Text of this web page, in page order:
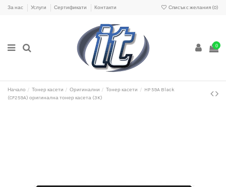
За нас Услуги Сертификати Контакти Списък с желания (0)
0
Начало Тонер касети Оригинални Тонер касети
HP 59A Black
(CF259A) оригинална тонер касета (3K)